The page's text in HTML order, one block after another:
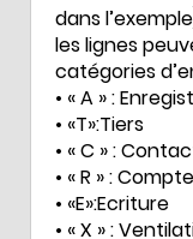
dans
les lignes
catégories
• « A » :
• «T»:Tiers
• « C » :
• « R » :
• «E»:Ecriture
• « X » :